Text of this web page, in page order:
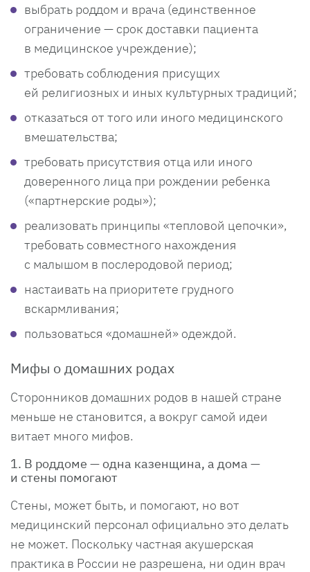
выбрать роддом и врача (единственное
ограничение — срок доставки пациента
в медицинское учреждение);
требовать соблюдения присущих
ей религиозных и иных культурных традиций;
отказаться от того или иного медицинского
вмешательства;
требовать присутствия отца или иного
доверенного лица при рождении ребенка
(«партнерские роды»);
реализовать принципы «тепловой цепочки»,
требовать совместного нахождения
с малышом в послеродовой период;
настаивать на приоритете грудного
вскармливания;
пользоваться «домашней» одеждой.
Мифы о домашних родах
Сторонников домашних родов в нашей стране
меньше не становится, а вокруг самой идеи
витает много мифов.
1. В роддоме — одна казенщина, а дома —
и стены помогают
Стены, может быть, и помогают, но вот
медицинский персонал официально это делать
не может. Поскольку частная акушерская
практика в России не разрешена, ни один врач